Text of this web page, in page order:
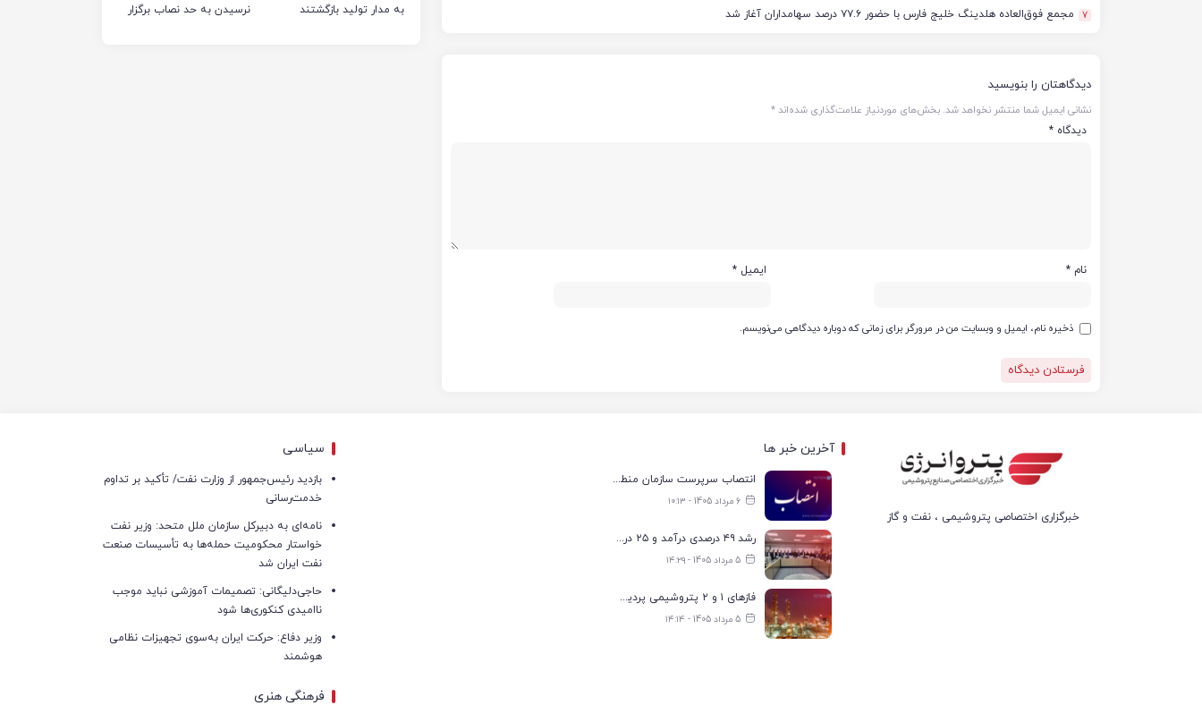
7 مجمع فوق‌العاده هلدینگ خلیج فارس با حضور ۷۷.۶ درصد سهامداران آغاز شد
دیدگاهتان را بنویسید
نشانی ایمیل شما منتشر نخواهد شد. بخش‌های موردنیاز علامت‌گذاری شده‌اند*
دیدگاه *
نام * ایمیل *
ذخیره نام، ایمیل و وبسایت من در مرورگر برای زمانی که دوباره دیدگاهی می‌نویسم.
به مدار تولید بازگشتند
نرسیدن به حد نصاب برگزار
خبرگزاری اختصاصی پتروشیمی ، نفت و گاز
آخرین خبر ها
انتصاب سرپرست سازمان منطقه ویژه اقتصادی انرژی پارس
6 مرداد 1405 - ۱۰:۱۳
رشد ۴۹ درصدی درآمد و ۲۵ درصدی سود خالص؛ بیدبلند خلیج‌فارس سال ۱۴۰۴ را با رکوردهای جدید به پایان رساند
5 مرداد 1405 - ۱۴:۲۹
فازهای ۱ و ۲ پتروشیمی پردیس با ۸۵ درصد ظرفیت به مدار تولید بازگشتند
5 مرداد 1405 - ۱۴:۱۴
سیاسی
بازدید رئیس‌جمهور از وزارت نفت/ تأکید بر تداوم
خدمت‌رسانی
نامه‌ای به دبیرکل سازمان ملل متحد: وزیر نفت
خواستار محکومیت حمله‌ها به تأسیسات صنعت
نفت ایران شد
حاجی‌دلیگانی: تصمیمات آموزشی نباید موجب
ناامیدی کنکوری‌ها شود
وزیر دفاع: حرکت ایران به‌سوی تجهیزات نظامی
هوشمند
فرهنگی هنری